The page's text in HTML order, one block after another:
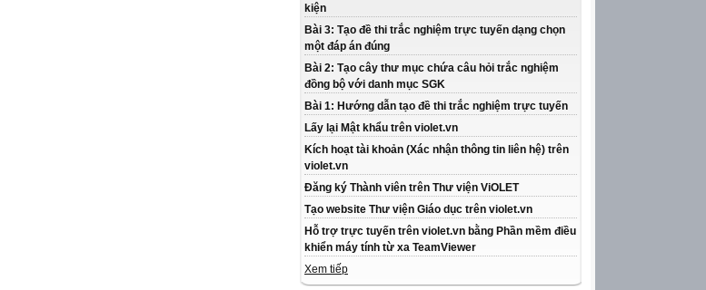
kiện
Bài 3: Tạo đề thi trắc nghiệm trực tuyến dạng chọn
một đáp án đúng
Bài 2: Tạo cây thư mục chứa câu hỏi trắc nghiệm
đồng bộ với danh mục SGK
Bài 1: Hướng dẫn tạo đề thi trắc nghiệm trực tuyến
Lấy lại Mật khẩu trên violet.vn
Kích hoạt tài khoản (Xác nhận thông tin liên hệ) trên
violet.vn
Đăng ký Thành viên trên Thư viện ViOLET
Tạo website Thư viện Giáo dục trên violet.vn
Hỗ trợ trực tuyến trên violet.vn bằng Phần mềm điều
khiển máy tính từ xa TeamViewer
Xem tiếp